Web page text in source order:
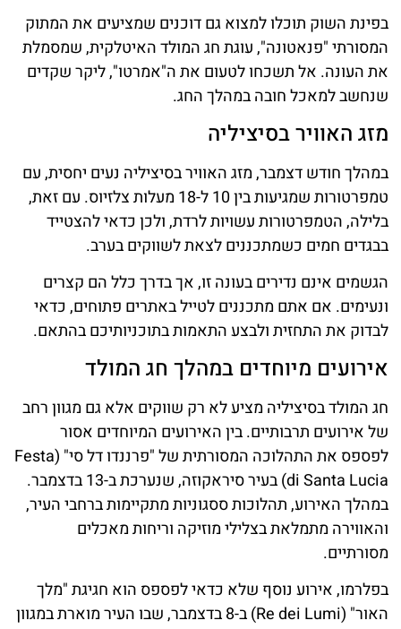
בפינת השוק תוכלו למצוא גם דוכנים שמציעים את המתוק
המסורתי "פנאטונה", עוגת חג המולד האיטלקית, שמסמלת
את העונה. אל תשכחו לטעום את ה"אמרטו", ליקר שקדים
שנחשב למאכל חובה במהלך החג.
מזג האוויר בסיציליה
במהלך חודש דצמבר, מזג האוויר בסיציליה נעים יחסית, עם
טמפרטורות שמגיעות בין 10 ל-18 מעלות צלזיוס. עם זאת,
בלילה, הטמפרטורות עשויות לרדת, ולכן כדאי להצטייד
בבגדים חמים כשמתכננים לצאת לשווקים בערב.
הגשמים אינם נדירים בעונה זו, אך בדרך כלל הם קצרים
ונעימים. אם אתם מתכננים לטייל באתרים פתוחים, כדאי
לבדוק את התחזית ולבצע התאמות בתוכניותיכם בהתאם.
אירועים מיוחדים במהלך חג המולד
חג המולד בסיציליה מציע לא רק שווקים אלא גם מגוון רחב
של אירועים תרבותיים. בין האירועים המיוחדים אסור
לפספס את התהלוכה המסורתית של "פרננדו דל סי" (Festa
di Santa Lucia) בעיר סיראקוזה, שנערכת ב-13 בדצמבר.
במהלך האירוע, תהלוכות ססגוניות מתקיימות ברחבי העיר,
והאווירה מתמלאת בצלילי מוזיקה וריחות מאכלים
מסורתיים.
בפלרמו, אירוע נוסף שלא כדאי לפספס הוא חגיגת "מלך
האור" (Re dei Lumi) ב-8 בדצמבר, שבו העיר מוארת במגוון